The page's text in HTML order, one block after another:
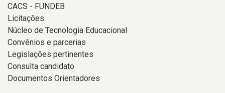
CACS - FUNDEB
Licitações
Núcleo de Tecnologia Educacional
Convênios e parcerias
Legislações pertinentes
Consulta candidato
Documentos Orientadores